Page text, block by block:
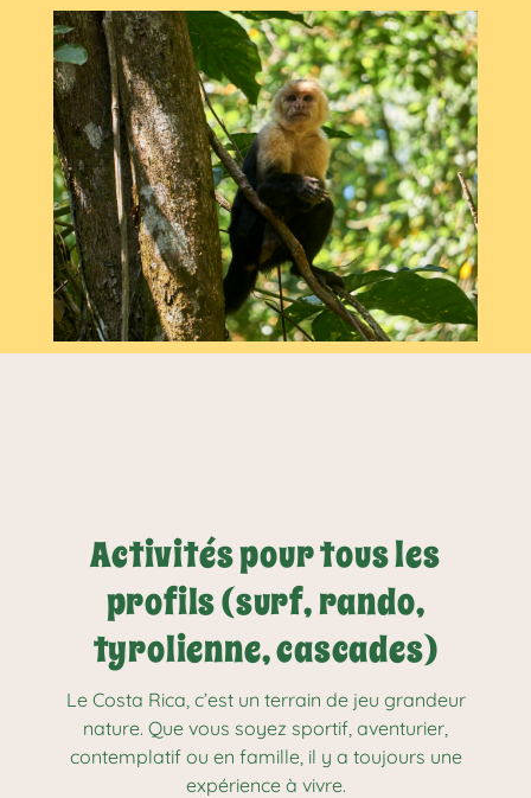
Activités pour tous les
profils (surf, rando,
tyrolienne, cascades)
Le Costa Rica, c’est un terrain de jeu grandeur
nature. Que vous soyez sportif, aventurier,
contemplatif ou en famille, il y a toujours une
expérience à vivre.